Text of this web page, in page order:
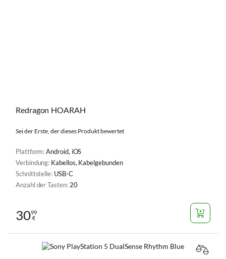
Redragon HOARAH
Sei der Erste, der dieses Produkt bewertet
Plattform:Android, iOS
Verbindung: Kabellos, Kabelgebunden
Schnittstelle: USB-C
Anzahl der Tasten: 20
3099
€